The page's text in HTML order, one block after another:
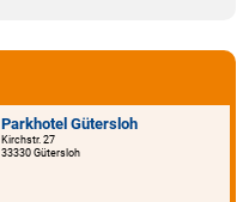
Parkhotel Gütersloh
Kirchstr. 27
33330 Gütersloh